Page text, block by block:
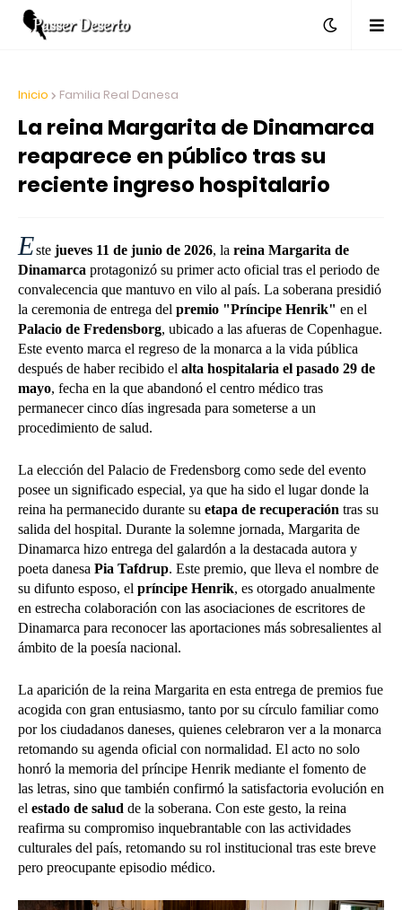
Inicio Familia Real Danesa
La reina Margarita de Dinamarca
reaparece en público tras su
reciente ingreso hospitalario
Este jueves 11 de junio de 2026, la reina Margarita de
Dinamarca protagonizó su primer acto oficial tras el periodo de
convalecencia que mantuvo en vilo al país. La soberana presidió
la ceremonia de entrega del premio "Príncipe Henrik" en el
Palacio de Fredensborg, ubicado a las afueras de Copenhague.
Este evento marca el regreso de la monarca a la vida pública
después de haber recibido el alta hospitalaria el pasado 29 de
mayo, fecha en la que abandonó el centro médico tras
permanecer cinco días ingresada para someterse a un
procedimiento de salud.
La elección del Palacio de Fredensborg como sede del evento
posee un significado especial, ya que ha sido el lugar donde la
reina ha permanecido durante su etapa de recuperación tras su
salida del hospital. Durante la solemne jornada, Margarita de
Dinamarca hizo entrega del galardón a la destacada autora y
poeta danesa Pia Tafdrup. Este premio, que lleva el nombre de
su difunto esposo, el príncipe Henrik, es otorgado anualmente
en estrecha colaboración con las asociaciones de escritores de
Dinamarca para reconocer las aportaciones más sobresalientes al
ámbito de la poesía nacional.
La aparición de la reina Margarita en esta entrega de premios fue
acogida con gran entusiasmo, tanto por su círculo familiar como
por los ciudadanos daneses, quienes celebraron ver a la monarca
retomando su agenda oficial con normalidad. El acto no solo
honró la memoria del príncipe Henrik mediante el fomento de
las letras, sino que también confirmó la satisfactoria evolución en
el estado de salud de la soberana. Con este gesto, la reina
reafirma su compromiso inquebrantable con las actividades
culturales del país, retomando su rol institucional tras este breve
pero preocupante episodio médico.